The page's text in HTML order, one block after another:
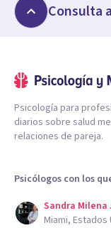
Consulta
Psicología para
diarios sobre salud
relaciones de pareja.
Psicólogos con los
Sandra Milena
Miami, Estados